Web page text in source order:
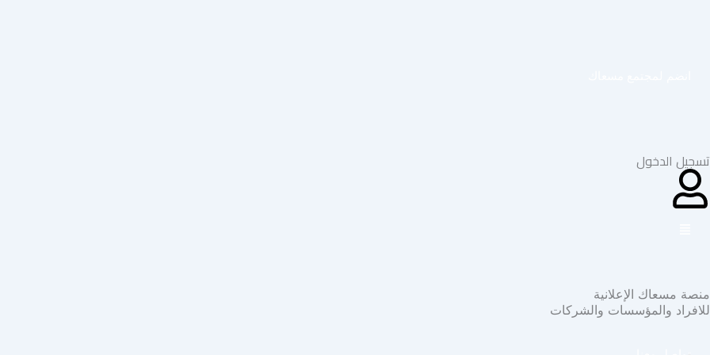
تسجيل الدخول
منصة مسعاك الإعلانية
للافراد والمؤسسات والشركات